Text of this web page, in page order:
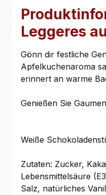
Leggeres
Gönn dir festliche
Apfelkuchenaroma
erinnert an warme
Genießen Sie
Weiße
Zutaten: Zucker,
Lebensmittelsäure
Salz, natürliches